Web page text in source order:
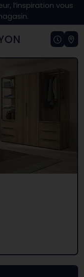
l’inspiration vous